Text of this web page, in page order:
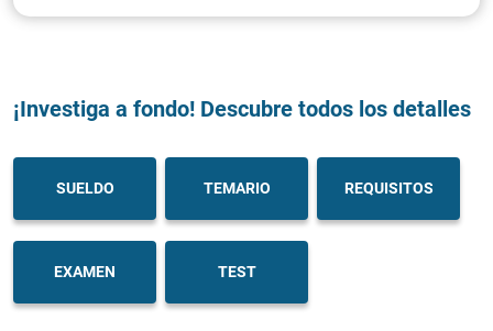
¡Investiga a fondo! Descubre todos los detalles
SUELDO TEMARIO REQUISITOS
EXAMEN TEST